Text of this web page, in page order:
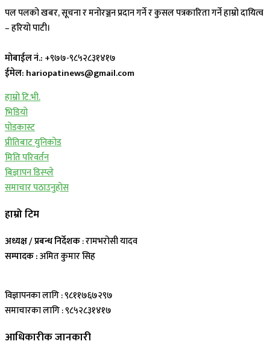
पल पलको खबर, सूचना र मनोरञ्जन प्रदान गर्ने र कुसल पत्रकारिता गर्ने हाम्रो दायित्व
– हरियो पाटी।
मोबाईल नं.: +९७७-९८५२८३१४१७
ईमेल: hariopatinews@gmail.com
हाम्रो टि.भी.
भिडियो
पोडकास्ट
प्रीतिबाट युनिकोड
मिति परिवर्तन
बिज्ञापन डिस्प्ले
समाचार पठाउनुहोस
हाम्रो टिम
अध्यक्ष / प्रबन्ध निर्देशक: रामभरोसी यादव
सम्पादक :अमित कुमार सिह
विज्ञापनका लागि : ९८११७६७२९७
समाचारका लागि : ९८५२८३१४१७
आधिकारीक जानकारी